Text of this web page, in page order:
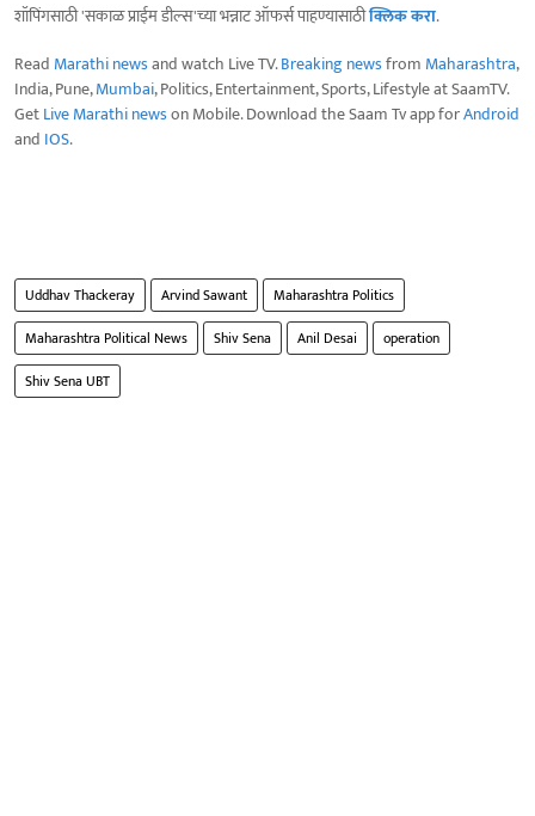
शॉपिंगसाठी 'सकाळ प्राईम डील्स'च्या भन्नाट ऑफर्स पाहण्यासाठीक्लिक करा.
Read Marathi newsand watch Live TV.Breaking newsfrom Maharashtra,
India, Pune,Mumbai, Politics, Entertainment, Sports, Lifestyle at SaamTV.
GetLive Marathi newson Mobile. Download the Saam Tv app forAndroid
and IOS.
Uddhav Thackeray Arvind Sawant
Maharashtra Politics
Maharashtra Political News
Shiv Sena Anil Desai
operation
Shiv Sena UBT